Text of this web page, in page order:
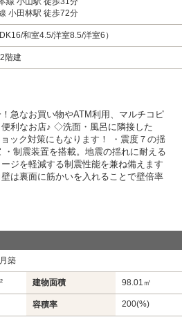
小田林駅 徒歩72分
和室4.5/洋室8.5/洋室6）
階建
急なお買い物やATM利用、マルチコピ
利なお店♪ ◇洗面・風呂に隣接した
ック対策にもなります！ ・震度７の揺
制震装置を搭載。地震の揺れに耐える
ジを軽減する制震性能を兼ね備えます
は裏面に筋かいを入れることで壁倍率
築
建物面積 98.01㎡
容積率 200(%)